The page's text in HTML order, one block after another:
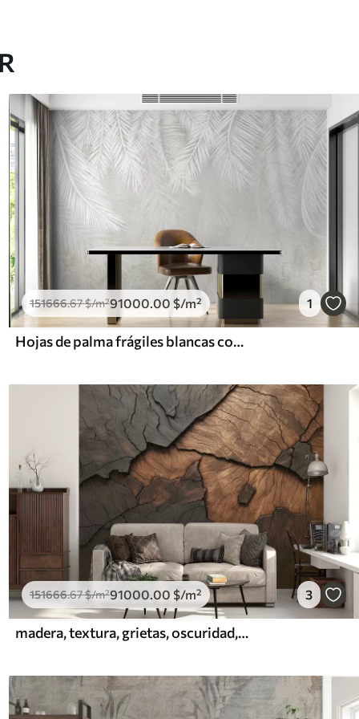
151666.67$/m²91000.00 $/m² 1
Hojas de palma frágiles blancas con textura grunge
151666.67$/m²91000.00 $/m² 3
madera, textura, grietas, oscuridad, corteza, superficie